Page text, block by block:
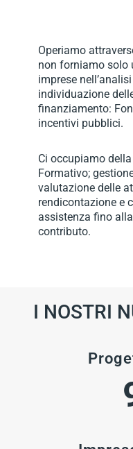
Operiamo
non forniamo solo
imprese
individuazione
finanziamento:
incentivi pubblici.
Ci occupiamo
Formativo;
valutazione delle
rendicontazione e
assistenza fino
contributo.
I NOSTRI